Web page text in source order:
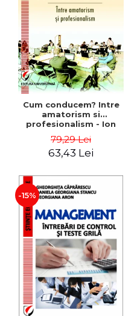
Cum conducem? Intre
amatorism si
profesionalism - Ion
79,29 Lei
63,43 Lei
-15%